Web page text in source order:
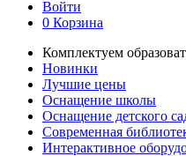
Войти
0 Корзина
Комплектуем
Новинки
Лучшие цены
Оснащение школы
Оснащение детского
Современная
Интерактивное